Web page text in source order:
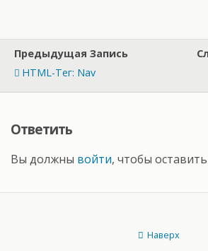
Предыдущая Запись
HTML-Тег: Nav
Ответить
Вы должны войти, чтобы
Наверх